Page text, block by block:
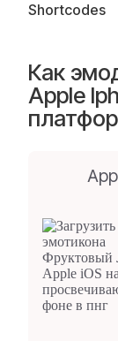
Shortcodes
Как
Apple